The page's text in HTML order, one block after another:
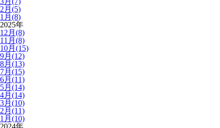
2月(5)
1月(8)
2025年
12月(8)
11月(8)
10月(15)
9月(12)
8月(13)
7月(15)
6月(11)
5月(14)
4月(14)
3月(10)
2月(11)
1月(10)
2024年